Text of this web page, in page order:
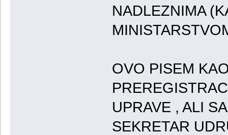
NADLEZNIMA
OVO PISEM
UPRAVE , ALI
SEKRETAR